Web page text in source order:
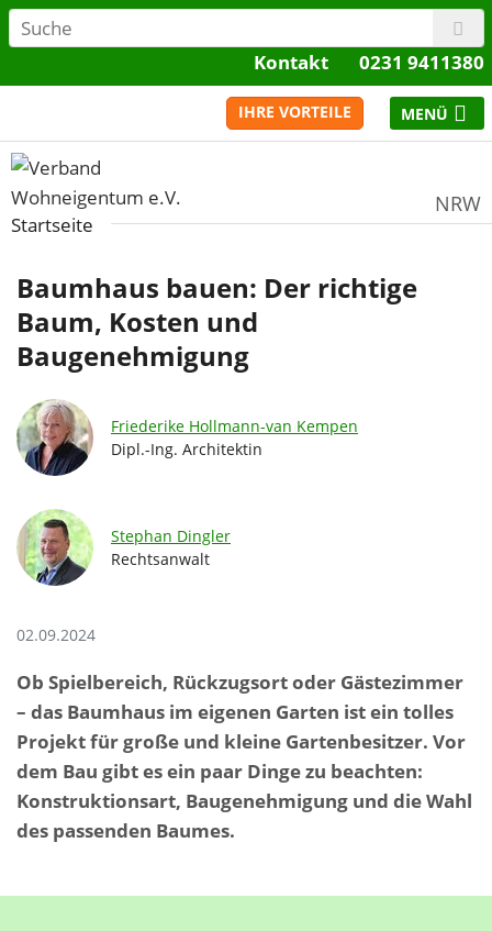
Kontakt 0231 9411380
IHRE VORTEILE
NRW
Startseite
Baumhaus bauen: Der richtige
Baum, Kosten und
Baugenehmigung
Friederike Hollmann-van Kempen
Dipl.-Ing. Architektin
Stephan Dingler
Rechtsanwalt
02.09.2024
Ob Spielbereich, Rückzugsort oder Gästezimmer
– das Baumhaus im eigenen Garten ist ein tolles
Projekt für große und kleine Gartenbesitzer. Vor
dem Bau gibt es ein paar Dinge zu beachten:
Konstruktionsart, Baugenehmigung und die Wahl
des passenden Baumes.